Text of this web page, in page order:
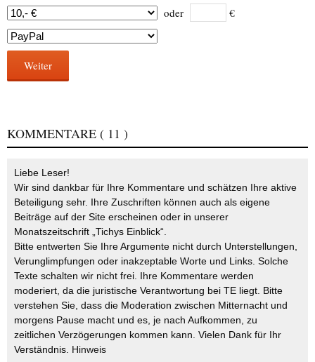
oder €
Weiter
KOMMENTARE ( 11 )
Liebe Leser!
Wir sind dankbar für Ihre Kommentare und schätzen Ihre aktive
Beteiligung sehr. Ihre Zuschriften können auch als eigene
Beiträge auf der Site erscheinen oder in unserer
Monatszeitschrift „Tichys Einblick“.
Bitte entwerten Sie Ihre Argumente nicht durch Unterstellungen,
Verunglimpfungen oder inakzeptable Worte und Links. Solche
Texte schalten wir nicht frei. Ihre Kommentare werden
moderiert, da die juristische Verantwortung bei TE liegt. Bitte
verstehen Sie, dass die Moderation zwischen Mitternacht und
morgens Pause macht und es, je nach Aufkommen, zu
zeitlichen Verzögerungen kommen kann. Vielen Dank für Ihr
Verständnis. Hinweis